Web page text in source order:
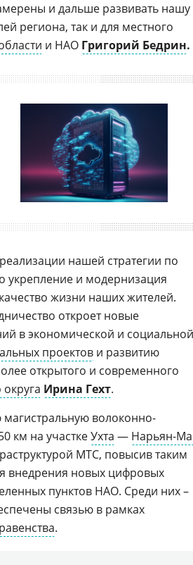
и дальше развивать нашу
региона, так и для местного
и НАО Григорий Бедрин.
нашей стратегии по
и модернизация
жизни наших жителей.
откроет новые
в экономической и социальной
проектов и развитию
открытого и современного
Ирина Гехт.
волоконно-
км на участкеУхта — Нарьян-
МТС, повысив таким
внедрения новых цифровых
пунктов НАО. Среди них –
связью в рамках
.